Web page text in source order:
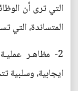
التي ترى أن
المتساندة، التي
2- مظاهـر
ايجابية،